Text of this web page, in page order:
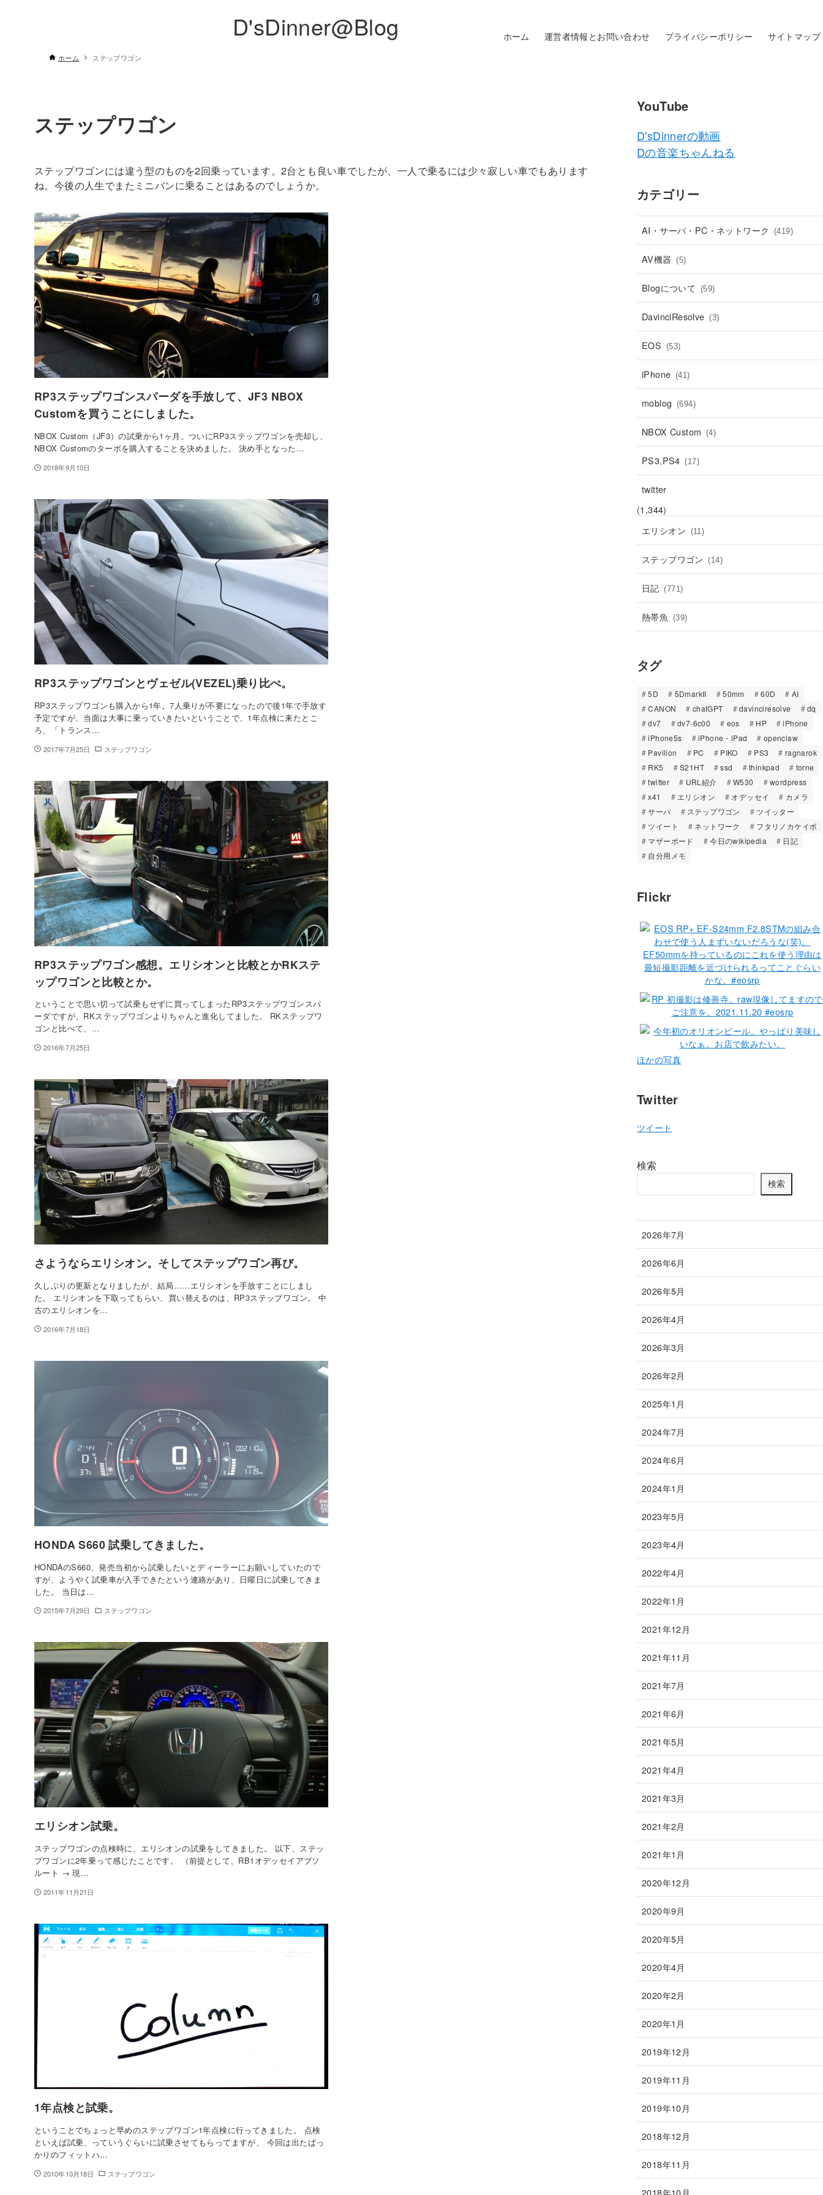
D'sDinner@Blog ホーム 運営者情報とお問い合わせ プライバシーポリシー サイトマップ
ホーム ステップワゴン
ステップワゴン
ステップワゴンには違う型のものを2回乗っています。2台とも良い車でしたが、一人で乗るには少々寂しい車でもあります
ね。今後の人生でまたミニバンに乗ることはあるのでしょうか。
RP3ステップワゴンスパーダを手放して、JF3 NBOX
Customを買うことにしました。
NBOX Custom（JF3）の試乗から1ヶ月。ついにRP3ステップワゴンを売却し、
NBOX Customのターボを購入することを決めました。 決め手となった…
2018年9月10日
RP3ステップワゴンとヴェゼル(VEZEL)乗り比べ。
RP3ステップワゴンも購入から1年。7人乗りが不要になったので後1年で手放す
予定ですが、当面は大事に乗っていきたいということで、1年点検に来たとこ
ろ、「トランス…
2017年7月25日 ステップワゴン
RP3ステップワゴン感想。エリシオンと比較とかRKステ
ップワゴンと比較とか。
ということで思い切って試乗もせずに買ってしまったRP3ステップワゴンスパ
ーダですが、RKステップワゴンよりちゃんと進化してました。 RKステップワ
ゴンと比べて、…
2016年7月25日
さようならエリシオン。そしてステップワゴン再び。
久しぶりの更新となりましたが、結局……エリシオンを手放すことにしまし
た。 エリシオンを下取ってもらい、買い替えるのは、RP3ステップワゴン。 中
古のエリシオンを…
2016年7月18日
HONDA S660 試乗してきました。
HONDAのS660、発売当初から試乗したいとディーラーにお願いしていたので
すが、ようやく試乗車が入手できたという連絡があり、日曜日に試乗してきま
した。 当日は…
2015年7月29日 ステップワゴン
エリシオン試乗。
ステップワゴンの点検時に、エリシオンの試乗をしてきました。 以下、ステッ
プワゴンに2年乗って感じたことです。 （前提として、RB1オデッセイアブソ
ルート → 現…
2011年11月21日
1年点検と試乗。
ということでちょっと早めのステップワゴン1年点検に行ってきました。 点検
といえば試乗、っていうぐらいに試乗させてもらってますが、 今回は出たばっ
かりのフィットハ…
2010年10月18日 ステップワゴン
YouTube
D'sDinnerの動画
Dの音楽ちゃんねる
カテゴリー
AI・サーバ・PC・ネットワーク (419)
AV機器 (5)
Blogについて (59)
DavinciResolve (3)
EOS (53)
iPhone (41)
moblog (694)
NBOX Custom (4)
PS3,PS4 (17)
twitter
(1,344)
エリシオン (11)
ステップワゴン (14)
日記 (771)
熱帯魚 (39)
タグ
5D 5DmarkII 50mm 60D
AI
CANON
chatGPT davinciresolve
dq
dv7
dv7-6c00 eos HP
iPhone
iPhone5s
iPhone・iPad
openclaw
Pavilion
PC PIKO PS3
ragnarok
RK5
S21HT ssd thinkpad
torne
twitter
URL紹介 W530
wordpress
x41
エリシオン オデッセイ
カメラ
サーバ
ステップワゴン
ツイッター
ツイート
ネットワーク
フタリノカケイボ
マザーボード
今日のwikipedia
日記
自分用メモ
Flickr
ほかの写真
Twitter
ツイート
検索
検索
2026年7月
2026年6月
2026年5月
2026年4月
2026年3月
2026年2月
2025年1月
2024年7月
2024年6月
2024年1月
2023年5月
2023年4月
2022年4月
2022年1月
2021年12月
2021年11月
2021年7月
2021年6月
2021年5月
2021年4月
2021年3月
2021年2月
2021年1月
2020年12月
2020年9月
2020年5月
2020年4月
2020年2月
2020年1月
2019年12月
2019年11月
2019年10月
2018年12月
2018年11月
2018年10月